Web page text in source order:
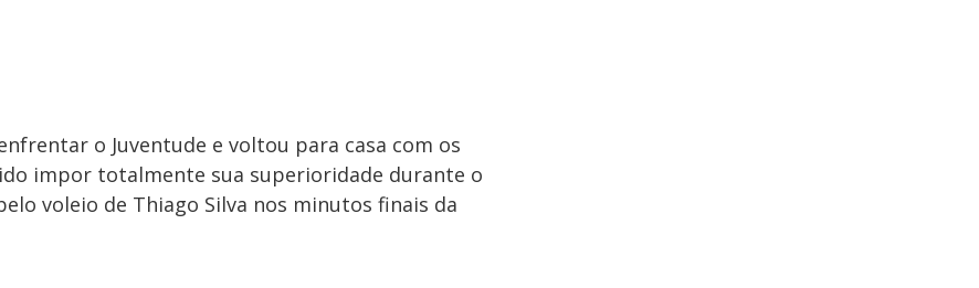
o Juventude e voltou para casa com os
impor totalmente sua superioridade durante o
voleio de Thiago Silva nos minutos finais da